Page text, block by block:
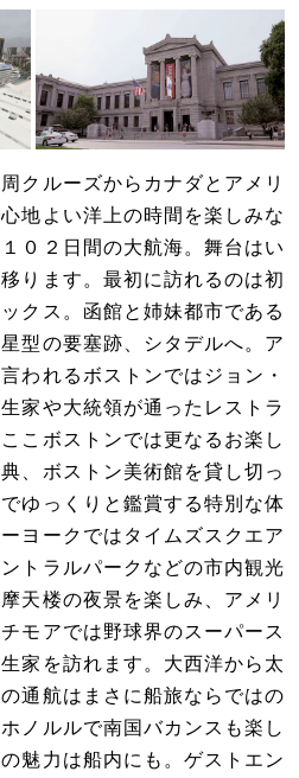
クルーズからカナダとアメリ
地よい洋上の時間を楽しみな
０２日間の大航海。舞台はい
ります。最初に訪れるのは初
クス。函館と姉妹都市である
型の要塞跡、シタデルへ。ア
われるボストンではジョン・
家や大統領が通ったレストラ
こボストンでは更なるお楽し
、ボストン美術館を貸し切っ
ゆっくりと鑑賞する特別な体
ヨークではタイムズスクエア
トラルパークなどの市内観光
天楼の夜景を楽しみ、アメリ
モアでは野球界のスーパース
家を訪れます。大西洋から太
通航はまさに船旅ならではの
ノルルで南国バカンスも楽し
魅力は船内にも。ゲストエン